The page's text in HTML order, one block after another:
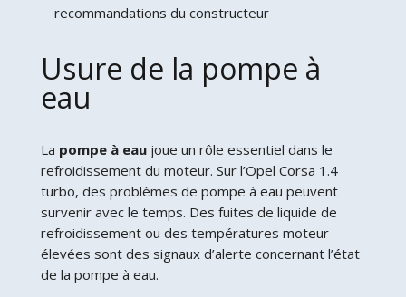
recommandations du constructeur
Usure de la pompe à
eau
La pompe à eaujoue un rôle essentiel dans le
refroidissement du moteur. Sur l’Opel Corsa 1.4
turbo, des problèmes de pompe à eau peuvent
survenir avec le temps. Des fuites de liquide de
refroidissement ou des températures moteur
élevées sont des signaux d’alerte concernant l’état
de la pompe à eau.